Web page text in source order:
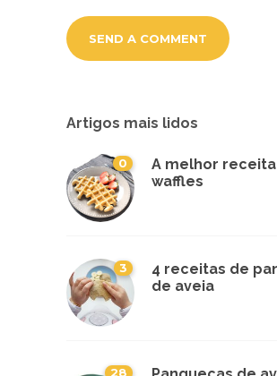
Artigos mais lidos
0
A melhor
waffles
3
4 receitas de
de aveia
28